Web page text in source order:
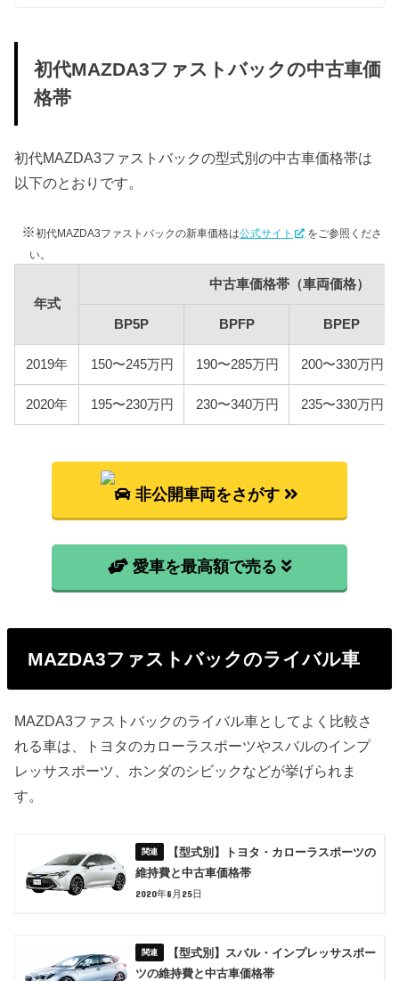
出しています。）
またディーゼルエンジンを搭載したBP8P型MAZDA3
ファストバックはエコカーに認定されているため重
型式 エコカー
12,300円
BPFP
1500kg超：16,400円
7,500円 –
検費用を50,000円としています。
初代MAZDA3ファストバックは自家用乗用車に該当
年間10,000km走行、レギュラー1Lあたり130円、ハ
件として、基本情報で説明した型式ごとの使用燃料
と想定実燃費をもとに燃料代を算出しています。
BP5P 102,400円
BPFP 112,100円
BP8P 67,500円
初代MAZDA3ファストバックの中古車価
格帯
初代MAZDA3ファストバックの型式別の中古車価格帯は
以下のとおりです。
※初代MAZDA3ファストバックの新車価格は公式サイト
をご参照くださ
い。
年式
中古車価格帯（車両価格）
BP5P BPFP BPEP
2019年 150〜245万円 190〜285万円 200〜330万円
2020年 195〜230万円 230〜340万円 235〜330万円
非公開車両をさがす
愛車を最高額で売る
MAZDA3ファストバックのライバル車
MAZDA3ファストバックのライバル車としてよく比較さ
れる車は、トヨタのカローラスポーツやスバルのインプ
レッサスポーツ、ホンダのシビックなどが挙げられま
す。
【型式別】トヨタ・カローラスポーツの
維持費と中古車価格帯
2020年8月25日
【型式別】スバル・インプレッサスポー
ツの維持費と中古車価格帯